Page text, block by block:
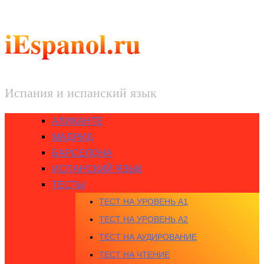
iEspanol.ru
Испания и испанский язык
АЛИКАНТЕ
МАДРИД
БАРСЕЛОНА
ИСПАНСКИЙ ЯЗЫК
ТЕСТЫ
ТЕСТ НА УРОВЕНЬ A1
ТЕСТ НА УРОВЕНЬ A2
ТЕСТ НА АУДИРОВАНИЕ
ТЕСТ НА ЧТЕНИЕ